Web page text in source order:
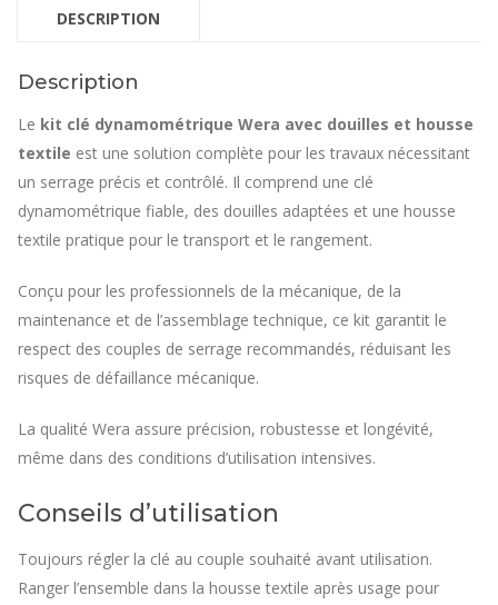
DESCRIPTION
Description
Le kit clé dynamométrique Wera avec douilles et housse
textile est une solution complète pour les travaux nécessitant
un serrage précis et contrôlé. Il comprend une clé
dynamométrique fiable, des douilles adaptées et une housse
textile pratique pour le transport et le rangement.
Conçu pour les professionnels de la mécanique, de la
maintenance et de l’assemblage technique, ce kit garantit le
respect des couples de serrage recommandés, réduisant les
risques de défaillance mécanique.
La qualité Wera assure précision, robustesse et longévité,
même dans des conditions d’utilisation intensives.
Conseils d’utilisation
Toujours régler la clé au couple souhaité avant utilisation.
Ranger l’ensemble dans la housse textile après usage pour